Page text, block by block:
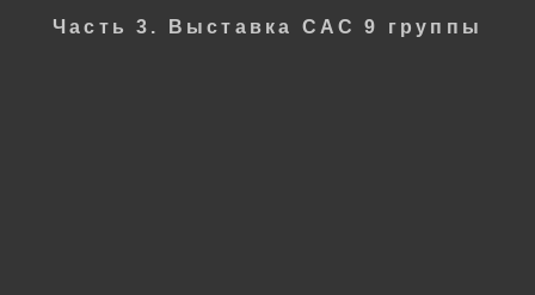
Часть 3. Выставка САС 9 группы